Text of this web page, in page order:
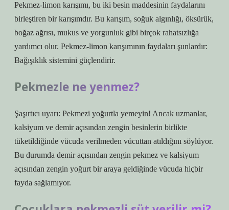
Pekmez-limon karışımı, bu iki besin maddesinin faydalarını
birleştiren bir karışımdır. Bu karışım, soğuk algınlığı, öksürük,
boğaz ağrısı, mukus ve yorgunluk gibi birçok rahatsızlığa
yardımcı olur. Pekmez-limon karışımının faydaları şunlardır:
Bağışıklık sistemini güçlendirir.
Pekmezle ne yenmez?
Şaşırtıcı uyarı: Pekmezi yoğurtla yemeyin! Ancak uzmanlar,
kalsiyum ve demir açısından zengin besinlerin birlikte
tüketildiğinde vücuda verilmeden vücuttan atıldığını söylüyor.
Bu durumda demir açısından zengin pekmez ve kalsiyum
açısından zengin yoğurt bir araya geldiğinde vücuda hiçbir
fayda sağlamıyor.